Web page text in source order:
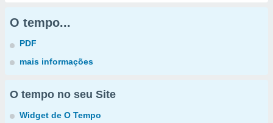
O tempo...
PDF
mais informações
O tempo no seu Site
Widget de O Tempo